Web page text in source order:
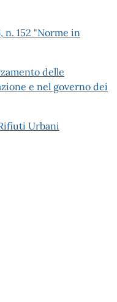
n. 152 "Norme in
delle
e nel governo dei
Urbani